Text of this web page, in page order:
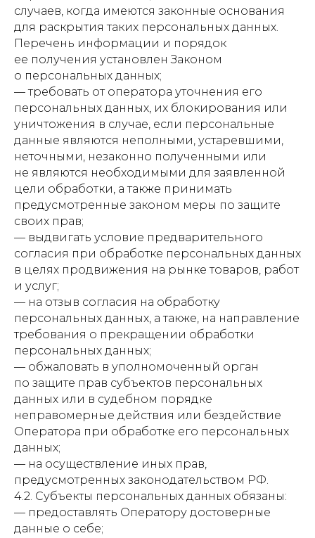
случаев, когда имеются законные основания
для раскрытия таких персональных данных.
Перечень информации и порядок
ее получения установлен Законом
о персональных данных;
— требовать от оператора уточнения его
персональных данных, их блокирования или
уничтожения в случае, если персональные
данные являются неполными, устаревшими,
неточными, незаконно полученными или
не являются необходимыми для заявленной
цели обработки, а также принимать
предусмотренные законом меры по защите
своих прав;
— выдвигать условие предварительного
согласия при обработке персональных данных
в целях продвижения на рынке товаров, работ
и услуг;
— на отзыв согласия на обработку
персональных данных, а также, на направление
требования о прекращении обработки
персональных данных;
— обжаловать в уполномоченный орган
по защите прав субъектов персональных
данных или в судебном порядке
неправомерные действия или бездействие
Оператора при обработке его персональных
данных;
— на осуществление иных прав,
предусмотренных законодательством РФ.
4.2. Субъекты персональных данных обязаны:
— предоставлять Оператору достоверные
данные о себе;